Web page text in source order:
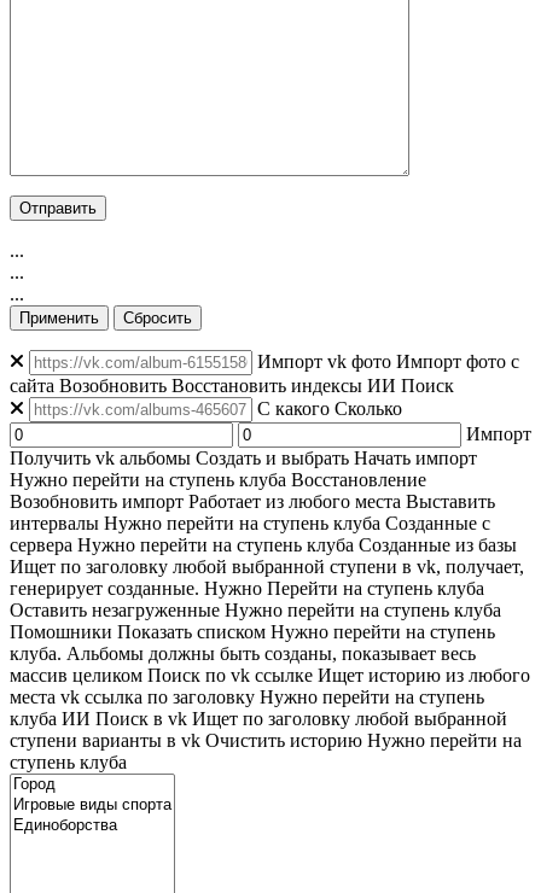
...
...
...
Применить Сбросить
Импорт vk фото Импорт фото с
сайта Возобновить Восстановить индексы ИИ Поиск
C какого Сколько
Импорт
Получить vk альбомы Создать и выбрать Начать импорт
Нужно перейти на ступень клуба Восстановление
Возобновить импорт Работает из любого места Выставить
интервалы Нужно перейти на ступень клуба Созданные с
сервера Нужно перейти на ступень клуба Созданные из базы
Ищет по заголовку любой выбранной ступени в vk, получает,
генерирует созданные. Нужно Перейти на ступень клуба
Оставить незагруженные Нужно перейти на ступень клуба
Помошники Показать списком Нужно перейти на ступень
клуба. Альбомы должны быть созданы, показывает весь
массив целиком Поиск по vk ссылке Ищет историю из любого
места vk ссылка по заголовку Нужно перейти на ступень
клуба ИИ Поиск в vk Ищет по заголовку любой выбранной
ступени варианты в vk Очистить историю Нужно перейти на
ступень клуба